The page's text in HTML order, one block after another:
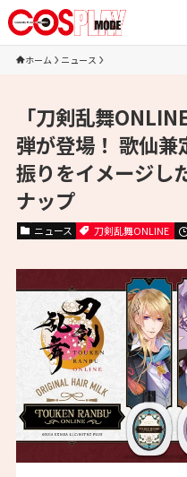
ホーム ニュース
「刀剣乱舞
弾が登場！ 歌仙
振りをイメージし
ナップ
ニュース 刀剣乱舞ONLINE